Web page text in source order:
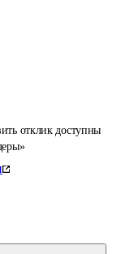
отклик доступны